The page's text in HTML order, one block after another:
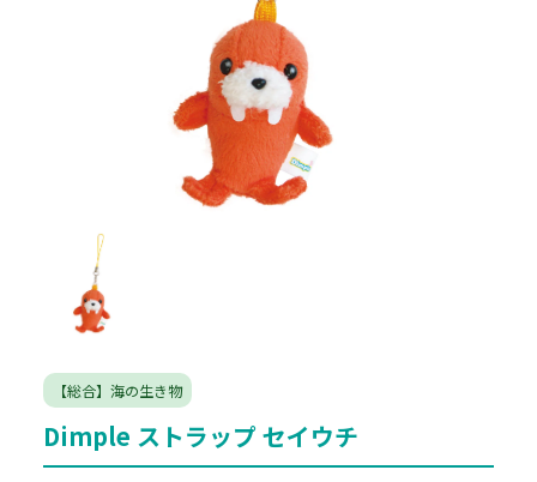
【総合】海の生き物
Dimple ストラップ セイウチ